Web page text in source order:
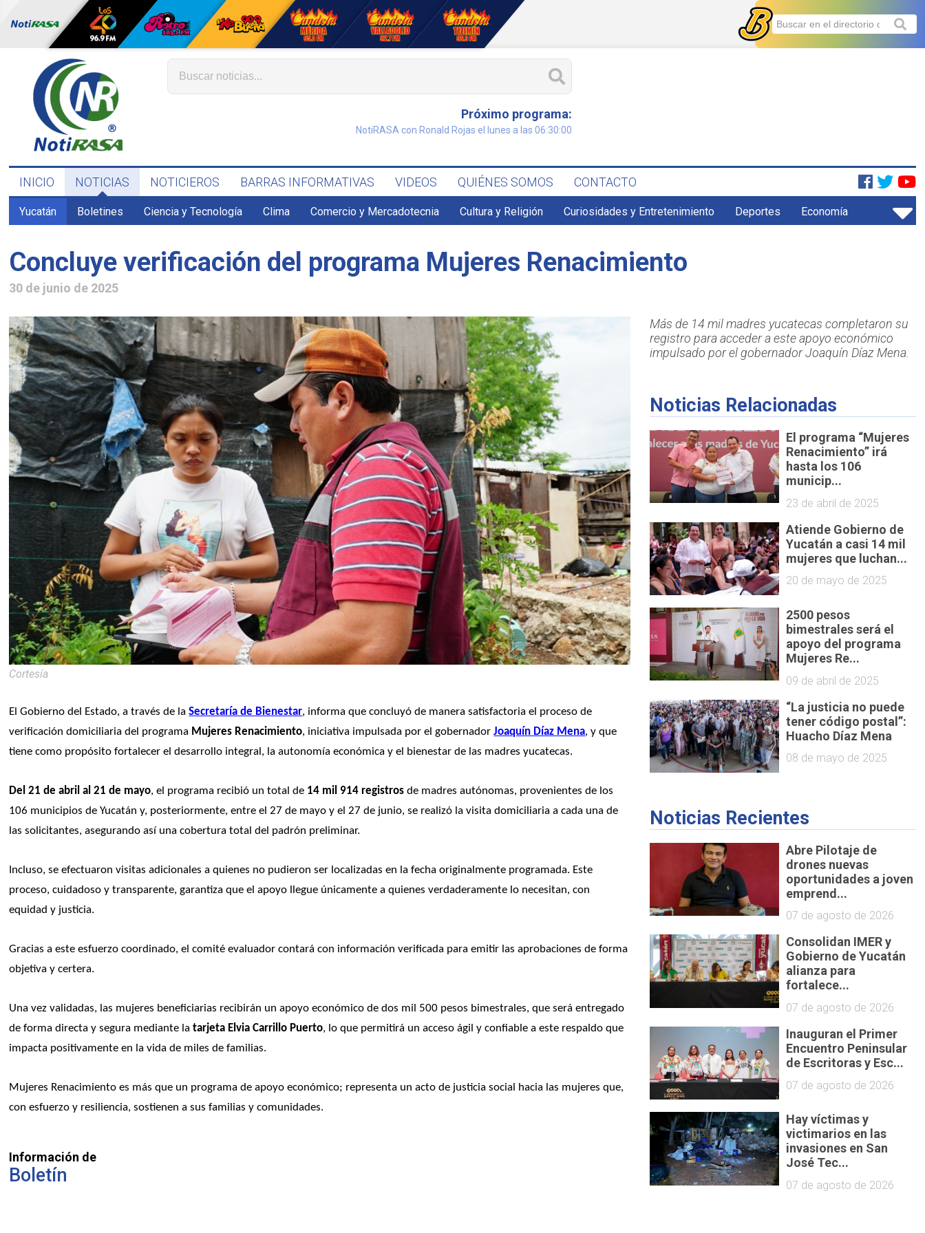
Próximo programa:
NotiRASA con Ronald Rojas el lunes a las 06:30:00
INICIO NOTICIAS NOTICIEROS BARRAS INFORMATIVAS VIDEOS QUIÉNES SOMOS CONTACTO
Yucatán Boletines Ciencia y Tecnología Clima Comercio y Mercadotecnia Cultura y Religión Curiosidades y Entretenimiento Deportes Economía
Concluye verificación del programa Mujeres Renacimiento
30 de junio de 2025
Cortesía
El Gobierno del Estado, a través de la Secretaría de Bienestar, informa que concluyó de manera satisfactoria el proceso de
verificación domiciliaria del programa Mujeres Renacimiento, iniciativa impulsada por el gobernador Joaquín Díaz Mena, y que
tiene como propósito fortalecer el desarrollo integral, la autonomía económica y el bienestar de las madres yucatecas.
Del 21 de abril al 21 de mayo, el programa recibió un total de 14 mil 914 registros de madres autónomas, provenientes de los
106 municipios de Yucatán y, posteriormente, entre el 27 de mayo y el 27 de junio, se realizó la visita domiciliaria a cada una de
las solicitantes, asegurando así una cobertura total del padrón preliminar.
Incluso, se efectuaron visitas adicionales a quienes no pudieron ser localizadas en la fecha originalmente programada. Este
proceso, cuidadoso y transparente, garantiza que el apoyo llegue únicamente a quienes verdaderamente lo necesitan, con
equidad y justicia.
Gracias a este esfuerzo coordinado, el comité evaluador contará con información verificada para emitir las aprobaciones de forma
objetiva y certera.
Una vez validadas, las mujeres beneficiarias recibirán un apoyo económico de dos mil 500 pesos bimestrales, que será entregado
de forma directa y segura mediante la tarjeta Elvia Carrillo Puerto, lo que permitirá un acceso ágil y confiable a este respaldo que
impacta positivamente en la vida de miles de familias.
Mujeres Renacimiento es más que un programa de apoyo económico; representa un acto de justicia social hacia las mujeres que,
con esfuerzo y resiliencia, sostienen a sus familias y comunidades.
Información de
Boletín
Más de 14 mil madres yucatecas completaron su
registro para acceder a este apoyo económico
impulsado por el gobernador Joaquín Díaz Mena.
Noticias Relacionadas
El programa “Mujeres
Renacimiento” irá
hasta los 106
municip...
23 de abril de 2025
Atiende Gobierno de
Yucatán a casi 14 mil
mujeres que luchan...
20 de mayo de 2025
2500 pesos
bimestrales será el
apoyo del programa
Mujeres Re...
09 de abril de 2025
“La justicia no puede
tener código postal”:
Huacho Díaz Mena
08 de mayo de 2025
Noticias Recientes
Abre Pilotaje de
drones nuevas
oportunidades a joven
emprend...
07 de agosto de 2026
Consolidan IMER y
Gobierno de Yucatán
alianza para
fortalece...
07 de agosto de 2026
Inauguran el Primer
Encuentro Peninsular
de Escritoras y Esc...
07 de agosto de 2026
Hay víctimas y
victimarios en las
invasiones en San
José Tec...
07 de agosto de 2026